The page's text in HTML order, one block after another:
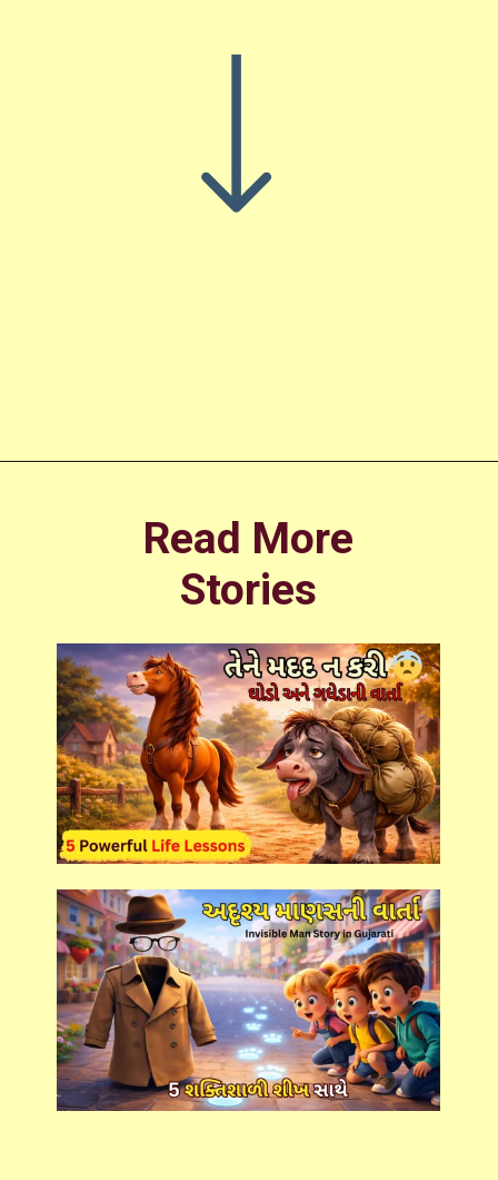
Read More
Stories